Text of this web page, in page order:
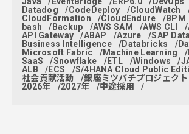
Datadog
CodeDeploy CloudWatch
CloudFormation
CloudEndure BPM
bash
Backup AWS SAM AWS CLI
API Gateway
ABAP Azure
SAP
Business Intelligence
Databricks
Microsoft Fabric
Machine Learning
SaaS
Snowflake ETL Windows
ALB
ECS S/4HANA Cloud Public
社会貢献活動
銀座ミツバチプロジェクト
2026年
2027年 中途採用